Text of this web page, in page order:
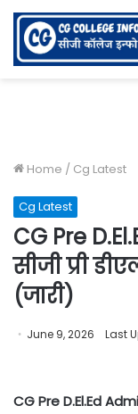
Home / Cg Latest
Cg Latest
CG Pre
सीजी प्री
(जारी)
June 9, 2026 Last
CG Pre D.El.Ed